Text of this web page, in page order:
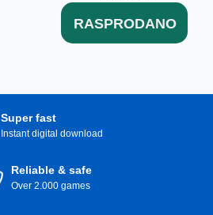
RASPRODANO
Super fast
Instant digital download
Reliable & safe
Over 2.000 games